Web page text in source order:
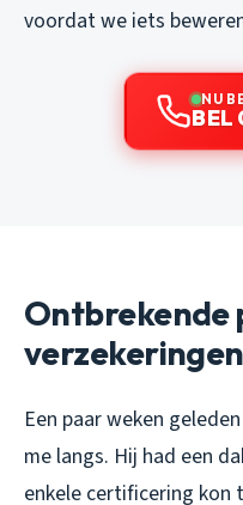
voordat we iets
NU
BEL
Ontbrekende
verzekeringen
Een paar weken
me langs. Hij had een
enkele certificering kon